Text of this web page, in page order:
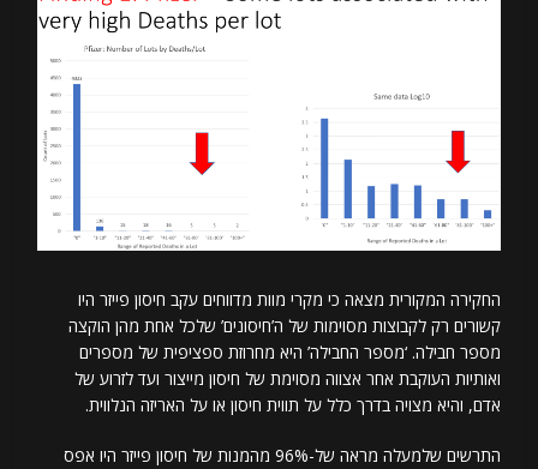
החקירה המקורית מצאה כי מקרי מוות מדווחים עקב חיסון פייזר היו
קשורים רק לקבוצות מסוימות של ה’חיסונים’ שלכל אחת מהן הוקצה
מספר חבילה. ‘מספר החבילה’ היא מחרוזת ספציפית של מספרים
ואותיות העוקבת אחר אצווה מסוימת של חיסון מייצור ועד לזרוע של
אדם, והיא מצויה בדרך כלל על תווית חיסון או על האריזה הנלווית.
התרשים שלמעלה מראה של-96% מהמנות של חיסון פייזר היו אפס